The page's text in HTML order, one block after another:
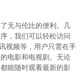
无与伦比的便利。几
，我们可以轻松访问
视频等，用户只需在手
电影和电视剧。无论
能随时观看最新的影